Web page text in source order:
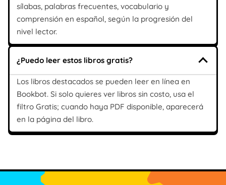
sílabas, palabras frecuentes, vocabulario y
comprensión en español, según la progresión del
nivel lector.
¿Puedo leer estos libros gratis?
Los libros destacados se pueden leer en línea en
Bookbot. Si solo quieres ver libros sin costo, usa el
filtro Gratis; cuando haya PDF disponible, aparecerá
en la página del libro.